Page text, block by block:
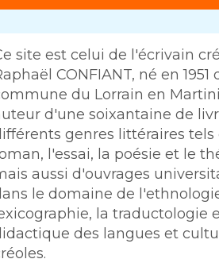
site est celui de l'écrivain
CONFIANT, né en 1951
du Lorrain en
d'une soixantaine de
genres littéraires tels
l'essai, la poésie et le
aussi d'ouvrages
le domaine de
la traductologie
des langues et